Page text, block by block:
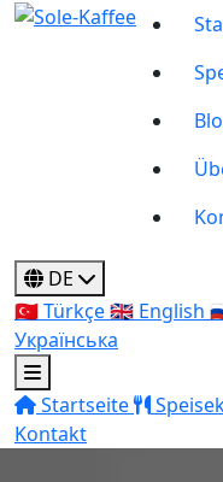
DE
🇹🇷Türkçe🇬🇧 English
Українська
Startseite
Kontakt